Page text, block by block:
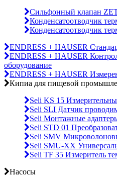
Сильфонный клапан
Конденсатоотводчик
Конденсатоотводчик
ENDRESS + HAUSER
ENDRESS + HAUSER
оборудование
ENDRESS + HAUSER
Кипиа для пищевой
Seli KS 15
Seli SLI Датчик
Seli Монтажные
Seli STD 01
Seli SMV
Seli SMU-ХХ
Seli TF 35 Измеритель
Насосы